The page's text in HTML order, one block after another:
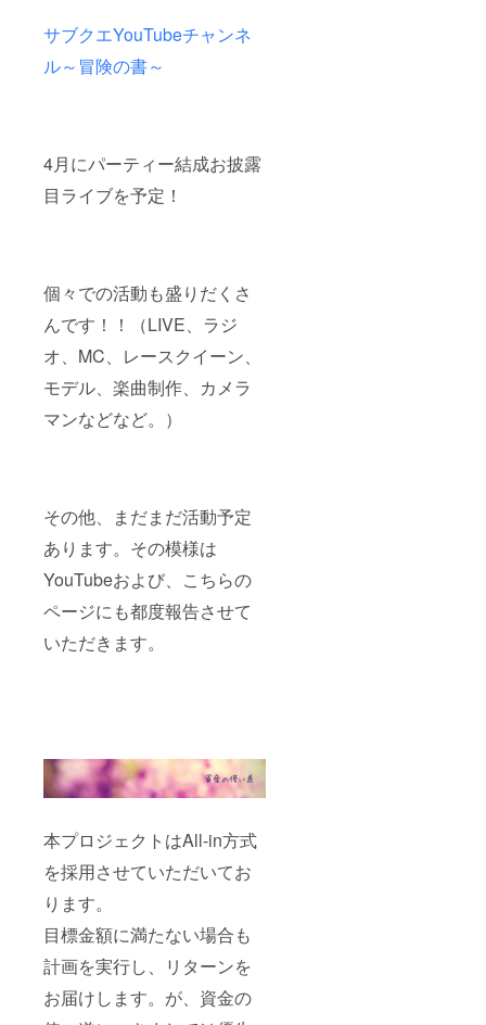
サブクエYouTubeチャンネ
ル～冒険の書～
4月にパーティー結成お披露
目ライブを予定！
個々での活動も盛りだくさ
んです！！（LIVE、ラジ
オ、MC、レースクイーン、
モデル、楽曲制作、カメラ
マンなどなど。）
その他、まだまだ活動予定
あります。その模様は
YouTubeおよび、こちらの
ページにも都度報告させて
いただきます。
本プロジェクトはAll-in方式
を採用させていただいてお
ります。
目標金額に満たない場合も
計画を実行し、リターンを
お届けします。が、資金の